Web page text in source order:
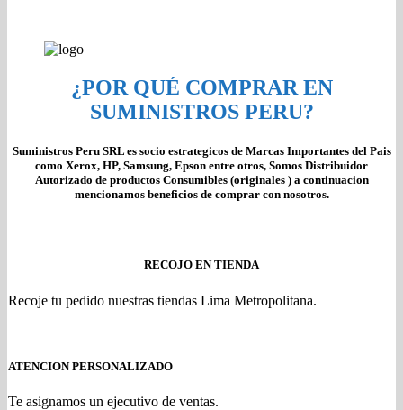
¿POR QUÉ COMPRAR EN
SUMINISTROS PERU?
Suministros Peru SRL es socio estrategicos de Marcas Importantes del Pais
como Xerox, HP, Samsung, Epson entre otros, Somos Distribuidor
Autorizado de productos Consumibles (originales ) a continuacion
mencionamos beneficios de comprar con nosotros.
RECOJO EN TIENDA
Recoje tu pedido nuestras tiendas Lima Metropolitana.
ATENCION PERSONALIZADO
Te asignamos un ejecutivo de ventas.